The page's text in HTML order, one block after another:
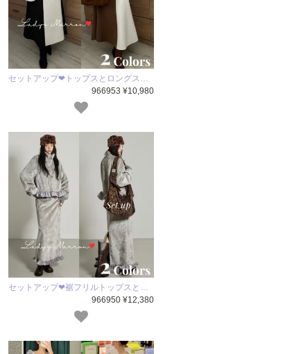
セットアップ❤トップスとロングス…
966953 ¥10,980
セットアップ❤裾フリルトップスと…
966950 ¥12,380